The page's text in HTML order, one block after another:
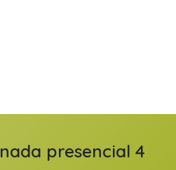
presencial 4